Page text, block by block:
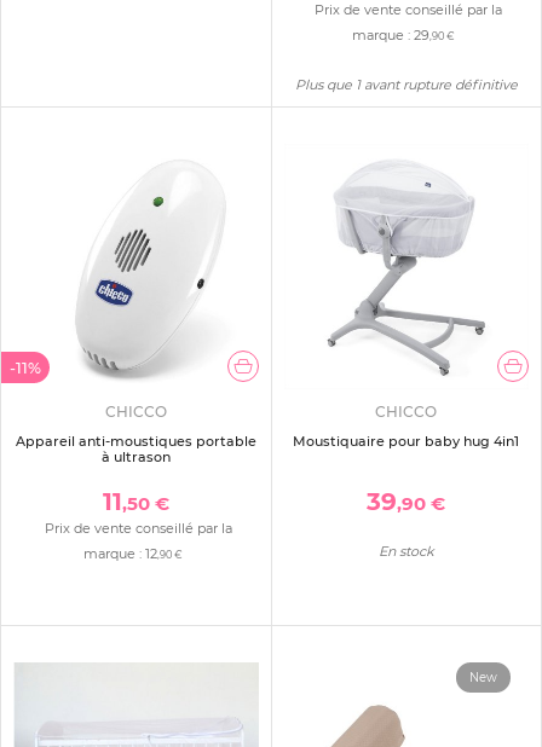
Prix de vente conseillé par la
marque :29,90 €
Plus que 1 avant rupture définitive
-11%
CHICCO
Appareil anti-moustiques portable
à ultrason
11,50 €
Prix de vente conseillé par la
marque :12,90 €
CHICCO
Moustiquaire pour baby hug 4in1
39,90 €
En stock
New